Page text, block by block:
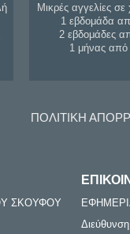
Μικρές αγγελίες σε
1 εβδομάδα
2 εβδομάδες
1 μήνας
ΠΟΛΙΤΙΚΗ
ΣΚΟΥΦΟΥ